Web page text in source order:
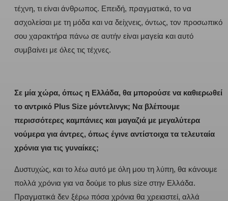
τέχνη, τι είναι άνθρωπος. Επειδή, πραγματικά, το να
ασχολείσαι με τη μόδα και να δείχνεις, όντως, τον προσωπικό
σου χαρακτήρα πάνω σε αυτήν είναι μαγεία και αυτό
συμβαίνει με όλες τις τέχνες.
Σε μία χώρα, όπως η Ελλάδα, θα μπορούσε να καθιερωθεί
το αντρικό Plus Size μόντελινγκ; Να βλέπουμε
περισσότερες καμπάνιες και μαγαζιά με μεγαλύτερα
νούμερα για άντρες, όπως έγινε αντίστοιχα τα τελευταία
χρόνια για τις γυναίκες;
Δυστυχώς, και το λέω αυτό με όλη μου τη λύπη, θα κάνουμε
πολλά χρόνια για να δούμε το plus size στην Ελλάδα.
Πραγματικά δεν ξέρω πόσα χρόνια θα χρειαστεί, αλλά